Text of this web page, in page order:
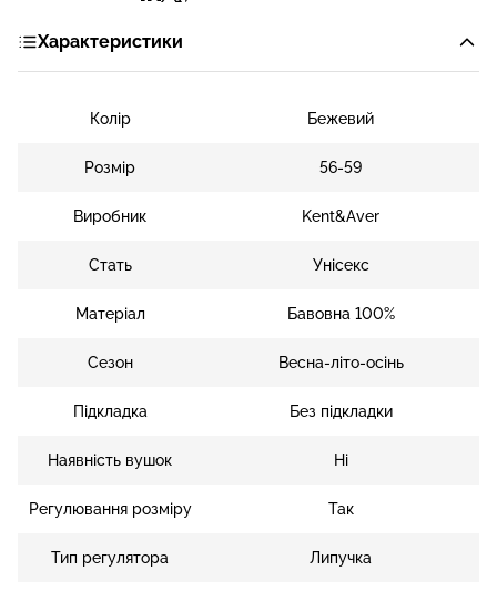
Характеристики
Колір Бежевий
Розмір 56-59
Виробник Kent&Aver
Стать Унісекс
Матеріал Бавовна 100%
Сезон Весна-літо-осінь
Підкладка Без підкладки
Наявність вушок Ні
Регулювання розміру Так
Тип регулятора Липучка